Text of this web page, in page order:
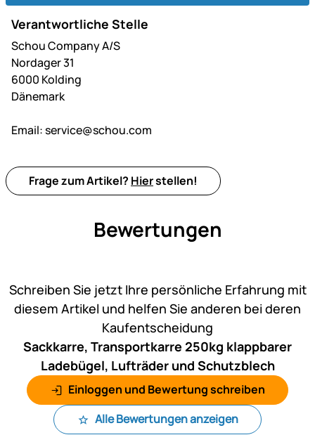
Verantwortliche Stelle
Schou Company A/S
Nordager 31
6000 Kolding
Dänemark
Email:service@schou.com
Frage zum Artikel? Hierstellen!
Bewertungen
Schreiben Sie jetzt Ihre persönliche Erfahrung mit
diesem Artikel und helfen Sie anderen bei deren
Kaufentscheidung
Sackkarre, Transportkarre 250kg klappbarer
Ladebügel, Lufträder und Schutzblech
Einloggen und Bewertung schreiben
Alle Bewertungen anzeigen